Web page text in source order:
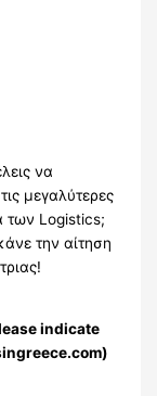
να
μεγαλύτερες
των Logistics;
την αίτηση
indicate